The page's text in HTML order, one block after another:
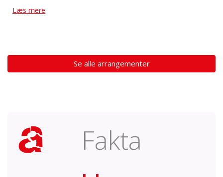
Læs mere
Se alle arrangementer
Fakta